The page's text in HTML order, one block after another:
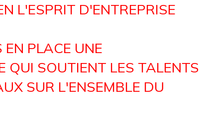
L'ESPRIT D'ENTREPRISE
PLACE UNE
QUI SOUTIENT LES TALENTS
SUR L'ENSEMBLE DU